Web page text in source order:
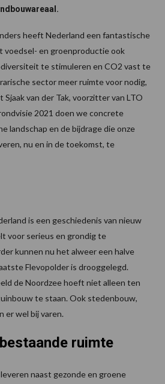
heeft Nederland een fantastische
voedsel- en groenproductie ook
te stimuleren en CO2 vast te
sector meer ruimte voor nodig,
Sjaak van der Tak, voorzitter van LTO
2021 doen we concrete
landschap en de bijdrage die onze
nu en in de toekomst, te
is een geschiedenis van nieuw
voor serieus en grondig te
kunnen nu het alweer een halve
Flevopolder is drooggelegd.
de Noordzee hoeft niet alleen ten
te staan. Ook stedenbouw,
er wel bij varen.
ruimte
naast gezonde en groene